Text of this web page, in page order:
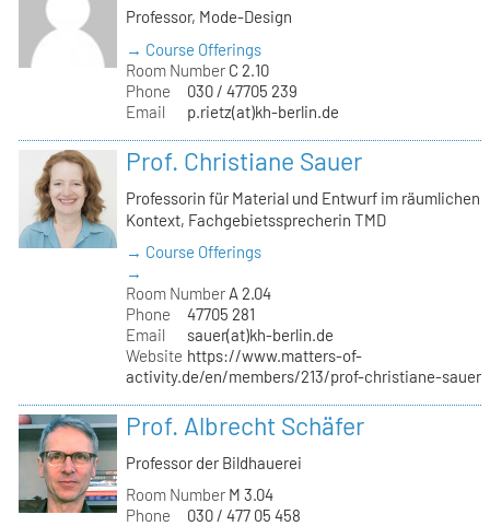
Professor, Mode-Design
→ Course Offerings
Room Number C 2.10
Phone
030 / 47705 239
Email
p.rietz(at)kh-berlin.de
Prof. Christiane Sauer
Professorin für Material und Entwurf im räumlichen
Kontext, Fachgebietssprecherin TMD
→ Course Offerings
→
Room Number A 2.04
Phone
47705 281
Email
sauer(at)kh-berlin.de
Website https://www.matters-of-
activity.de/en/members/213/prof-christiane-sauer
Prof. Albrecht Schäfer
Professor der Bildhauerei
Room Number M 3.04
Phone
030 / 477 05 458